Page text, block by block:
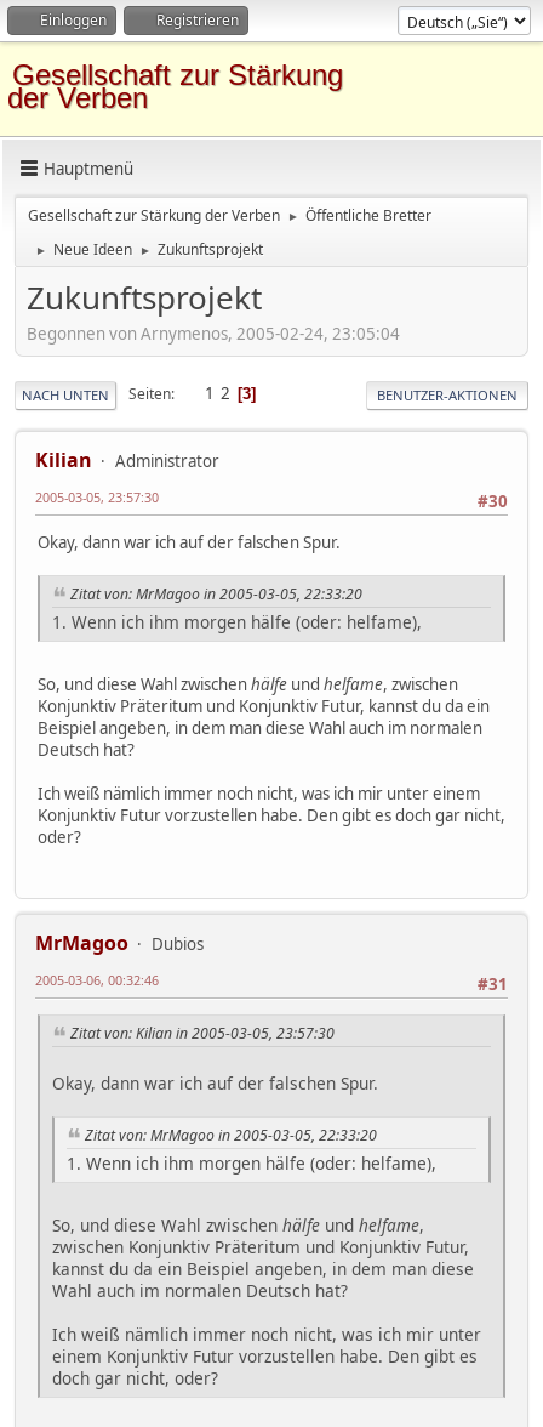
Einloggen Registrieren
Gesellschaft zur Stärkung
der Verben
Hauptmenü
Gesellschaft zur Stärkung der Verben ► Öffentliche Bretter
► Neue Ideen ► Zukunftsprojekt
Zukunftsprojekt
Begonnen von Arnymenos, 2005-02-24, 23:05:04
NACH UNTEN Seiten 1 2 3 BENUTZER-AKTIONEN
Kilian
Administrator
#30
2005-03-05, 23:57:30
Okay, dann war ich auf der falschen Spur.
Zitat von: MrMagoo in 2005-03-05, 22:33:20
1. Wenn ich ihm morgen hälfe (oder: helfame),
So, und diese Wahl zwischenhälfe und helfame, zwischen
Konjunktiv Präteritum und Konjunktiv Futur, kannst du da ein
Beispiel angeben, in dem man diese Wahl auch im normalen
Deutsch hat?
Ich weiß nämlich immer noch nicht, was ich mir unter einem
Konjunktiv Futur vorzustellen habe. Den gibt es doch gar nicht,
oder?
MrMagoo
Dubios
#31
2005-03-06, 00:32:46
Zitat von: Kilian in 2005-03-05, 23:57:30
Okay, dann war ich auf der falschen Spur.
Zitat von: MrMagoo in 2005-03-05, 22:33:20
1. Wenn ich ihm morgen hälfe (oder: helfame),
So, und diese Wahl zwischen hälfe und helfame,
zwischen Konjunktiv Präteritum und Konjunktiv Futur,
kannst du da ein Beispiel angeben, in dem man diese
Wahl auch im normalen Deutsch hat?
Ich weiß nämlich immer noch nicht, was ich mir unter
einem Konjunktiv Futur vorzustellen habe. Den gibt es
doch gar nicht, oder?